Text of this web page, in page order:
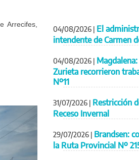
Arrecifes,
Siguiente
04/08/2026 | El
intendente de Carmen
04/08/2026 |
Zurieta recorrieron
Nº11
31/07/2026 | Restricción
Receso Invernal
29/07/2026 | Brandsen:
la Ruta Provincial Nº